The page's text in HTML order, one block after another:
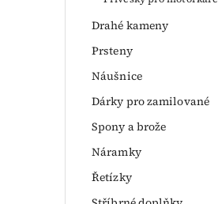
Drahé kameny
Prsteny
Náušnice
Dárky pro zamilované
Spony a brože
Náramky
Řetízky